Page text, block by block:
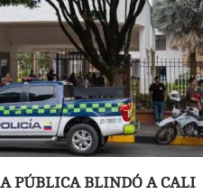
PÚBLICA BLINDÓ A CALI